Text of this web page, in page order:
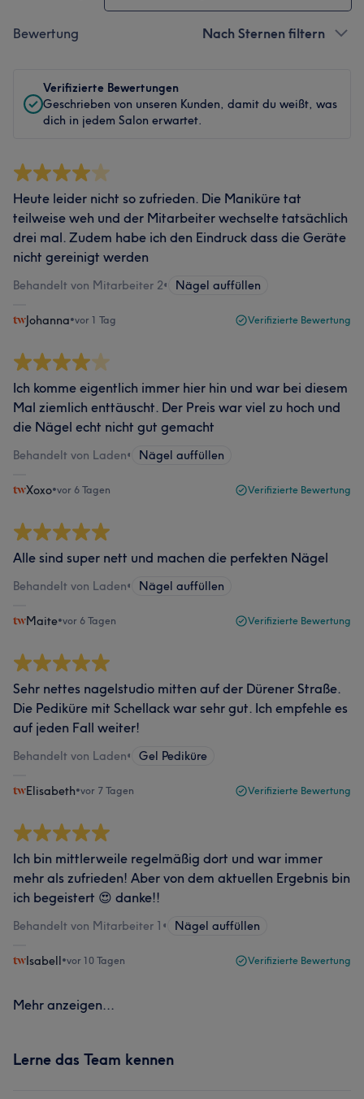
Bewertung Nach Sternen filtern
Verifizierte Bewertungen
Geschrieben von unseren Kunden, damit du weißt, was
dich in jedem Salon erwartet.
Heute leider nicht so zufrieden. Die Maniküre tat
teilweise weh und der Mitarbeiter wechselte tatsächlich
drei mal. Zudem habe ich den Eindruck dass die Geräte
nicht gereinigt werden
Behandelt von Mitarbeiter 2• Nägel auffüllen
Johanna•vor 1 Tag Verifizierte Bewertung
Ich komme eigentlich immer hier hin und war bei diesem
Mal ziemlich enttäuscht. Der Preis war viel zu hoch und
die Nägel echt nicht gut gemacht
Behandelt von Laden• Nägel auffüllen
Xoxo•vor 6 Tagen Verifizierte Bewertung
Alle sind super nett und machen die perfekten Nägel
Behandelt von Laden• Nägel auffüllen
Maite•vor 6 Tagen Verifizierte Bewertung
Sehr nettes nagelstudio mitten auf der Dürener Straße.
Die Pediküre mit Schellack war sehr gut. Ich empfehle es
auf jeden Fall weiter!
Behandelt von Laden• Gel Pediküre
Elisabeth•vor 7 Tagen Verifizierte Bewertung
Ich bin mittlerweile regelmäßig dort und war immer
mehr als zufrieden! Aber von dem aktuellen Ergebnis bin
ich begeistert 😍 danke!!
Behandelt von Mitarbeiter 1 • Nägel auffüllen
Isabell•vor 10 Tagen Verifizierte Bewertung
Mehr anzeigen...
Lerne das Team kennen